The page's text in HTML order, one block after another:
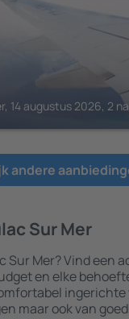
14 augustus 2026, 2
andere
Sur Mer
Sur Mer? Vind een
en elke
maar ook van